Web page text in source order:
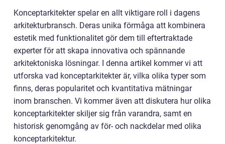
Konceptarkitekter spelar en allt viktigare roll i dagens
arkitekturbransch. Deras unika förmåga att kombinera
estetik med funktionalitet gör dem till eftertraktade
experter för att skapa innovativa och spännande
arkitektoniska lösningar. I denna artikel kommer vi att
utforska vad konceptarkitekter är, vilka olika typer som
finns, deras popularitet och kvantitativa mätningar
inom branschen. Vi kommer även att diskutera hur olika
konceptarkitekter skiljer sig från varandra, samt en
historisk genomgång av för- och nackdelar med olika
konceptarkitektur.